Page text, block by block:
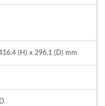
(H) x 296.1 (D) mm